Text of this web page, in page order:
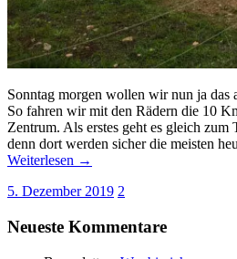
Sonntag morgen wollen wir nun ja das
So fahren wir mit den Rädern die 10
Zentrum. Als erstes geht es gleich zum
denn dort werden sicher die meisten
Weiterlesen →
5. Dezember 2019 2
Neueste Kommentare